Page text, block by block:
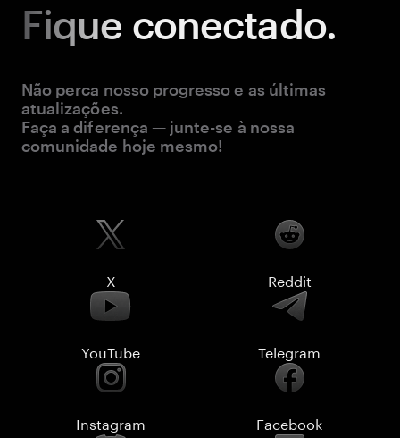
Fique conectado.
Não perca nosso progresso e as últimas
atualizações.
Faça a diferença — junte-se à nossa
comunidade hoje mesmo!
X Reddit
YouTube Telegram
Instagram Facebook